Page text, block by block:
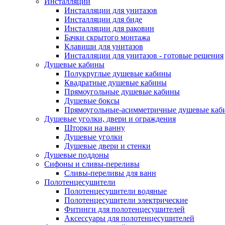
Инсталляции для унитазов
Инсталляции для биде
Инсталляции для раковин
Бачки скрытого монтажа
Клавиши для унитазов
Инсталляции для унитазов - готовые решения
Душевые кабины
Полукруглые душевые кабины
Квадратные душевые кабины
Прямоугольные душевые кабины
Душевые боксы
Прямоугольные-асимметричные душевые
Душевые уголки, двери и ограждения
Шторки на ванну
Душевые уголки
Душевые двери и стенки
Душевые поддоны
Сифоны и сливы-переливы
Сливы-переливы для ванн
Полотенцесушители
Полотенцесушители водяные
Полотенцесушители электрические
Фитинги для полотенцесушителей
Аксессуары для полотенцесушителей